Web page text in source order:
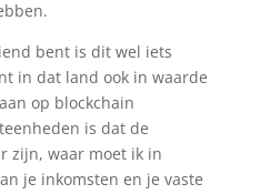
bent is dit wel iets
in dat land ook in waarde
op blockchain
is dat de
zijn, waar moet ik in
je inkomsten en je vaste